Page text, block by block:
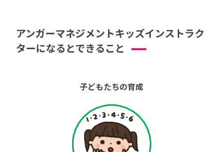
アンガーマネジメントキッズインストラク
ターになるとできること
子どもたちの育成